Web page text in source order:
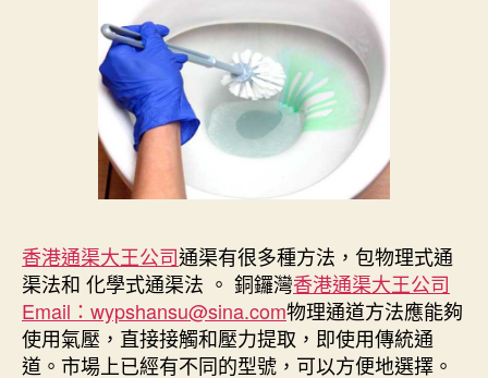
香港通渠大王公司通渠有很多種方法，包物理式通
渠法和 化學式通渠法 。 銅鑼灣香港通渠大王公司
Email：wypshansu@sina.com物理通道方法應能夠
使用氣壓，直接接觸和壓力提取，即使用傳統通
道。市場上已經有不同的型號，可以方便地選擇。